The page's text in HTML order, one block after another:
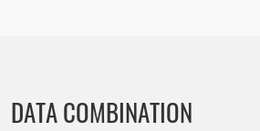
DATA COMBINATION